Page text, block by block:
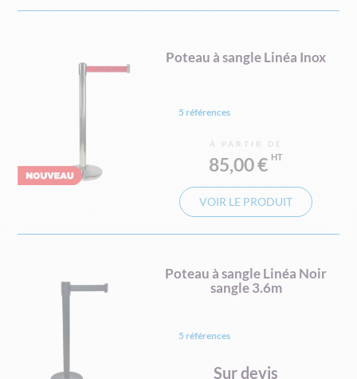
Poteau à sangle Linéa Inox
5 références
À PARTIR DE
85,00 €
VOIR LE PRODUIT
Poteau à sangle Linéa Noir
sangle 3.6m
5 références
Sur devis